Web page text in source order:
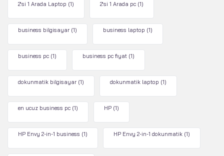
2'si 1 Arada Laptop (1) 2'si 1 Arada pc (1)
business bilgisayar (1) business laptop (1)
business pc (1) business pc fiyat (1)
dokunmatik bilgisayar (1) dokunmatik laptop (1)
en ucuz business pc (1) HP (1)
HP Envy 2-in-1 business (1) HP Envy 2-in-1 dokunmatik (1)